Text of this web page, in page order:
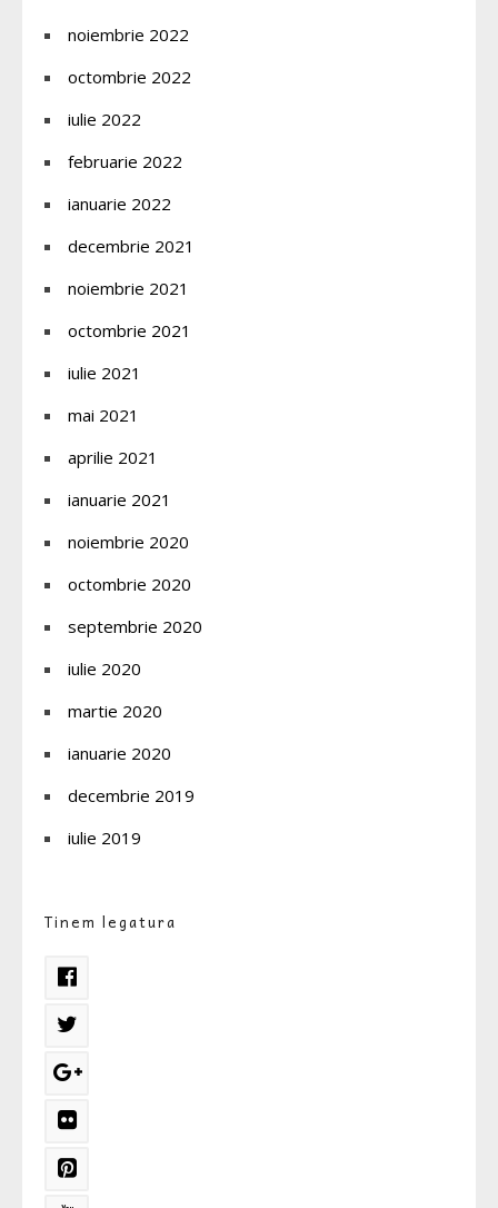
noiembrie 2022
octombrie 2022
iulie 2022
februarie 2022
ianuarie 2022
decembrie 2021
noiembrie 2021
octombrie 2021
iulie 2021
mai 2021
aprilie 2021
ianuarie 2021
noiembrie 2020
octombrie 2020
septembrie 2020
iulie 2020
martie 2020
ianuarie 2020
decembrie 2019
iulie 2019
Tinem legatura